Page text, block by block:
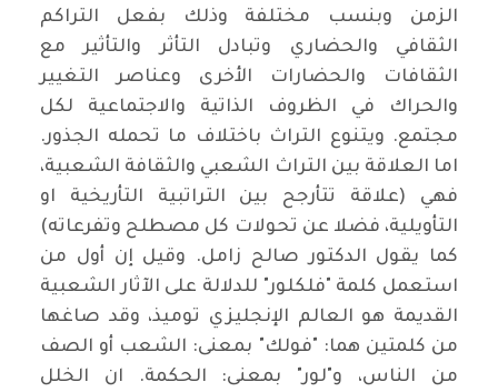
الزمن وبنسب مختلفة وذلك بفعل التراكم
الثقافي والحضاري وتبادل التأثر والتأثير مع
الثقافات والحضارات الأخرى وعناصر التغيير
والحراك في الظروف الذاتية والاجتماعية لكل
مجتمع. ويتنوع التراث باختلاف ما تحمله الجذور.
اما العلاقة بين التراث الشعبي والثقافة الشعبية،
فهي (علاقة تتأرجح بين التراتبية التأريخية او
التأويلية، فضلا عن تحولات كل مصطلح وتفرعاته)
كما يقول الدكتور صالح زامل. وقيل إن أول من
استعمل كلمة "فلكلور" للدلالة على الآثار الشعبية
القديمة هو العالم الإنجليزي توميذ، وقد صاغها
من كلمتين هما: "فولك" بمعنى: الشعب أو الصف
من الناس، و"لور" بمعنى: الحكمة. ان الخلل